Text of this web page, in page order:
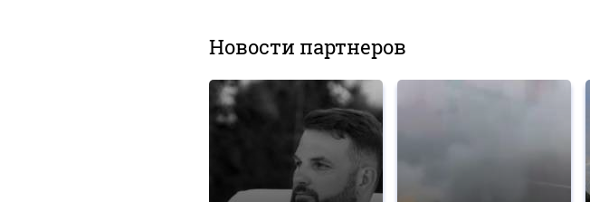
Новости партнеров